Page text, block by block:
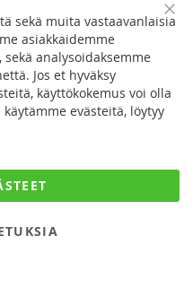
& Co.
16
sekä muita vastaavanlaisia
asiakkaidemme
analysoidaksemme
Jos et hyväksy
käyttökokemus voi olla
evästeitä, löytyy